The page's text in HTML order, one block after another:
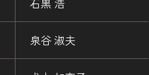
泉谷 淑夫